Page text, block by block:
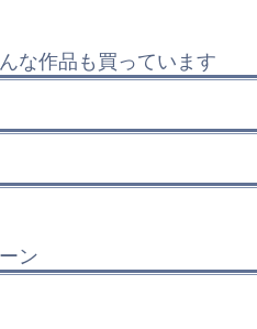
な作品も買っています
ン